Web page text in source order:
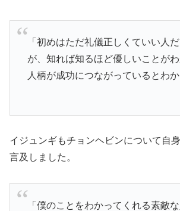
「初めはただ礼儀正しくていい人
が、知れば知るほど優しいことが
人柄が成功につながっているとわか
イジュンギもチョンヘビンについて自
言及しました。
「僕のことをわかってくれる素敵